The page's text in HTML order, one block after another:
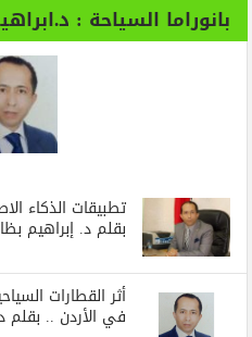
بانوراما السياحة :
تطبيقات الذكاء
بقلم د. إبراهيم
أثر القطارات
في الأردن .. بقلم